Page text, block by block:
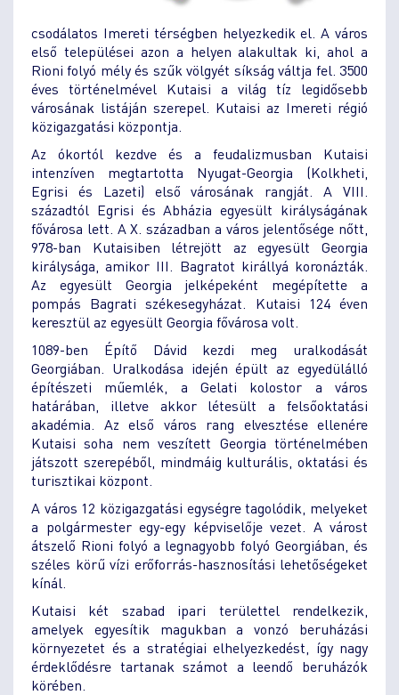
csodálatos Imereti térségben helyezkedik el. A város
első települései azon a helyen alakultak ki, ahol a
Rioni folyó mély és szűk völgyét síkság váltja fel. 3500
éves történelmével Kutaisi a világ tíz legidősebb
városának listáján szerepel. Kutaisi az Imereti régió
közigazgatási központja.
Az ókortól kezdve és a feudalizmusban Kutaisi
intenzíven megtartotta Nyugat-Georgia (Kolkheti,
Egrisi és Lazeti) első városának rangját. A VIII.
századtól Egrisi és Abházia egyesült királyságának
fővárosa lett. A X. században a város jelentősége nőtt,
978-ban Kutaisiben létrejött az egyesült Georgia
királysága, amikor III. Bagratot királlyá koronázták.
Az egyesült Georgia jelképeként megépítette a
pompás Bagrati székesegyházat. Kutaisi 124 éven
keresztül az egyesült Georgia fővárosa volt.
1089-ben Építő Dávid kezdi meg uralkodását
Georgiában. Uralkodása idején épült az egyedülálló
építészeti műemlék, a Gelati kolostor a város
határában, illetve akkor létesült a felsőoktatási
akadémia. Az első város rang elvesztése ellenére
Kutaisi soha nem veszített Georgia történelmében
játszott szerepéből, mindmáig kulturális, oktatási és
turisztikai központ.
A város 12 közigazgatási egységre tagolódik, melyeket
a polgármester egy-egy képviselője vezet. A várost
átszelő Rioni folyó a legnagyobb folyó Georgiában, és
széles körű vízi erőforrás-hasznosítási lehetőségeket
kínál.
Kutaisi két szabad ipari területtel rendelkezik,
amelyek egyesítik magukban a vonzó beruházási
környezetet és a stratégiai elhelyezkedést, így nagy
érdeklődésre tartanak számot a leendő beruházók
körében.